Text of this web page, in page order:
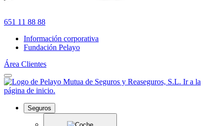
651 11 88 88
Información corporativa
Fundación Pelayo
Área Clientes
Seguros